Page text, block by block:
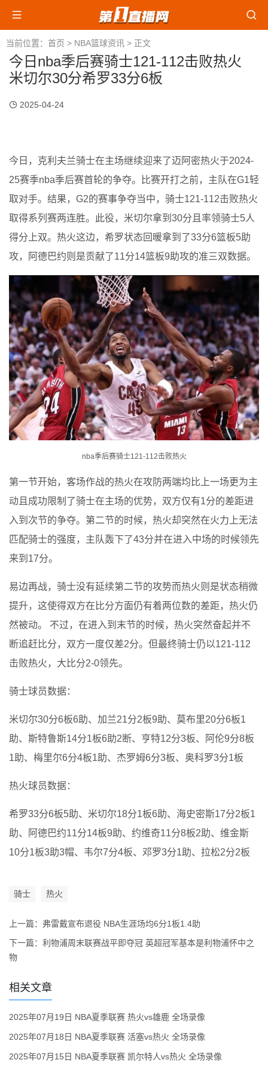
当前位置： 首页 > NBA篮球资讯 > 正文
今日nba季后赛骑士121-112击败热火
米切尔30分希罗33分6板
2025-04-24
今日，克利夫兰骑士在主场继续迎来了迈阿密热火于2024-
25赛季nba季后赛首轮的争夺。比赛开打之前，主队在G1轻
取对手。结果，G2的赛事争夺当中，骑士121-112击败热火
取得系列赛两连胜。此役，米切尔拿到30分且率领骑士5人
得分上双。热火这边，希罗状态回暖拿到了33分6篮板5助
攻，阿德巴约则是贡献了11分14篮板9助攻的准三双数据。
nba季后赛骑士121-112击败热火
第一节开始，客场作战的热火在攻防两端均比上一场更为主
动且成功限制了骑士在主场的优势，双方仅有1分的差距进
入到次节的争夺。第二节的时候，热火却突然在火力上无法
匹配骑士的强度，主队轰下了43分并在进入中场的时候领先
来到17分。
易边再战，骑士没有延续第二节的攻势而热火则是状态稍微
提升，这使得双方在比分方面仍有着两位数的差距，热火仍
然被动。 不过，在进入到末节的时候，热火突然奋起并不
断追赶比分，双方一度仅差2分。但最终骑士仍以121-112
击败热火，大比分2-0领先。
骑士球员数据：
米切尔30分6板6助、加兰21分2板9助、莫布里20分6板1
助、斯特鲁斯14分1板6助2断、亨特12分3板、阿伦9分8板
1助、梅里尔6分4板1助、杰罗姆6分3板、奥科罗3分1板
热火球员数据：
希罗33分6板5助、米切尔18分1板6助、海史密斯17分2板1
助、阿德巴约11分14板9助、约维奇11分8板2助、维金斯
10分1板3助3帽、韦尔7分4板、邓罗3分1助、拉松2分2板
骑士 热火
上一篇： 弗雷戴宣布退役 NBA生涯场均6分1板1.4助
下一篇： 利物浦周末联赛战平即夺冠 英超冠军基本是利物浦怀中之
物
相关文章
2025年07月19日 NBA夏季联赛 热火vs雄鹿 全场录像
2025年07月18日 NBA夏季联赛 活塞vs热火 全场录像
2025年07月15日 NBA夏季联赛 凯尔特人vs热火 全场录像